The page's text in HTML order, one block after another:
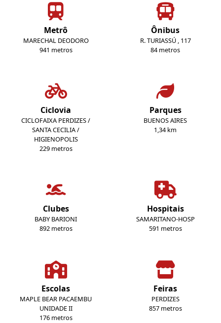
Metrô
MARECHAL DEODORO
941 metros
Ônibus
R. TURIASSÚ , 117
84 metros
Ciclovia
CICLOFAIXA PERDIZES /
SANTA CECILIA /
HIGIENOPOLIS
229 metros
Parques
BUENOS AIRES
1,34 km
Clubes
BABY BARIONI
892 metros
Hospitais
SAMARITANO-HOSP
591 metros
Escolas
MAPLE BEAR PACAEMBU
UNIDADE II
176 metros
Feiras
PERDIZES
857 metros